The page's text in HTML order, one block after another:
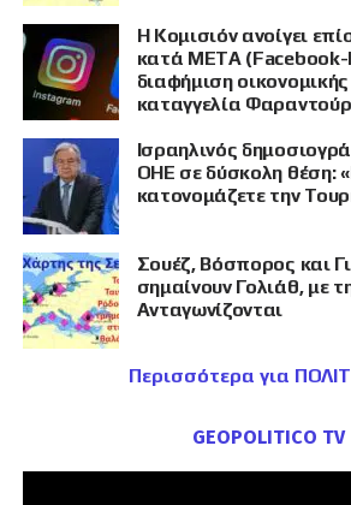
Η Κομισιόν ανοίγει
κατά META
διαφήμιση
καταγγελία
Ισραηλινός
ΟΗΕ σε δύσκολη θέση:
κατονομάζετε την
Σουέζ, Βόσπορος και
σημαίνουν Γολιάθ, με
Ανταγωνίζονται
Περισσότερα για
GEOPOLITICO TV